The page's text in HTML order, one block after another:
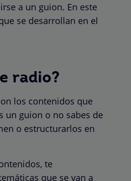
a un guion. En este
se desarrollan en el
radio?
los contenidos que
un guion o no sabes de
o estructurarlos en
te
que se van a